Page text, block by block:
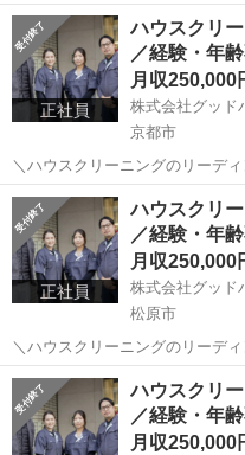
の多様化や感染症の大規模流行
な成長を見せている昨今。 拡大
ニアとして 確かな...
大阪 大阪市 その他
正社員
ハウスクリ
／経験・年
月収250,000
株式会社グッド
京都市
＼ハウスクリーニングのリーディングカン
の多様化や感染症の大規模流行
な成長を見せている昨今。 拡大
ニアとして 確かな...
京都 京都市 その他
正社員
ハウスクリ
／経験・年
月収250,000
株式会社グッド
松原市
＼ハウスクリーニングのリーディングカン
の多様化や感染症の大規模流行
な成長を見せている昨今。 拡大
ニアとして 確かな...
大阪 松原市 その他
ハウスクリ
／経験・年
月収250,000